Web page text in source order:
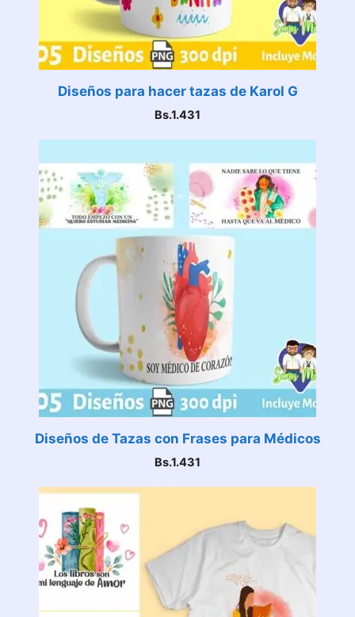
Diseños para hacer tazas de Karol G
Bs.1.431
Diseños de Tazas con Frases para Médicos
Bs.1.431